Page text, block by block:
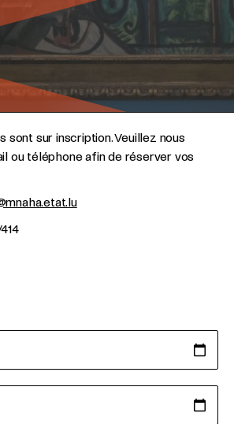
sont sur inscription. Veuillez nous
ou téléphone afin de réserver vos